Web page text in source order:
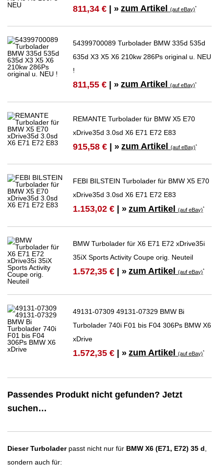
811,34 € | » zum Artikel(auf eBay)*
54399700089 Turbolader BMW 335d 535d
635d X3 X5 X6 210kw 286Ps original u. NEU
!
811,55 € | » zum Artikel(auf eBay)*
REMANTE Turbolader für BMW X5 E70
xDrive35d 3.0sd X6 E71 E72 E83
915,58 € | » zum Artikel(auf eBay)*
FEBI BILSTEIN Turbolader für BMW X5 E70
xDrive35d 3.0sd X6 E71 E72 E83
1.153,02 € | » zum Artikel(auf eBay)*
BMW Turbolader für X6 E71 E72 xDrive35i
35iX Sports Activity Coupe orig. Neuteil
1.572,35 € | » zum Artikel(auf eBay)*
49131-07309 49131-07329 BMW Bi
Turbolader 740i F01 bis F04 306Ps BMW X6
xDrive
1.572,35 € | » zum Artikel(auf eBay)*
Passendes Produkt nicht gefunden? Jetzt
suchen…
Dieser Turboladerpasst nicht nur für BMW X6 (E71, E72) 35 d
sondern auch für: